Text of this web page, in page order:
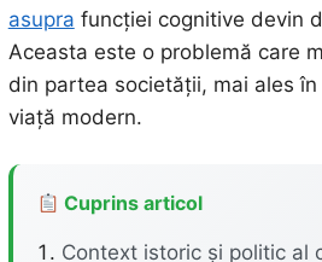
asupra funcției cognitive devin
Aceasta este o problemă care
din partea societății, mai ales
viață modern.
Cuprins articol
Context istoric și politic al